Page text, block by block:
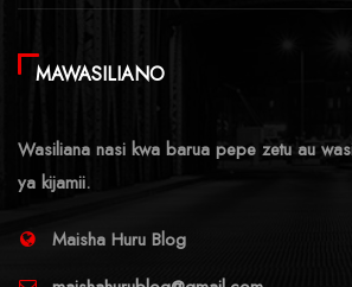
MAWASILIANO
Wasiliana nasi kwa barua pepe zetu au
ya kijamii.
Maisha Huru Blog